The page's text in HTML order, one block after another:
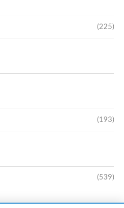
(225)
(193)
(539)